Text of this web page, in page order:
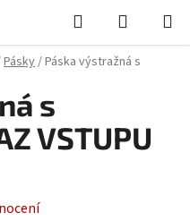
Hledat
KOŠÍK
Pásky/Páska výstražná s
s
VSTUPU